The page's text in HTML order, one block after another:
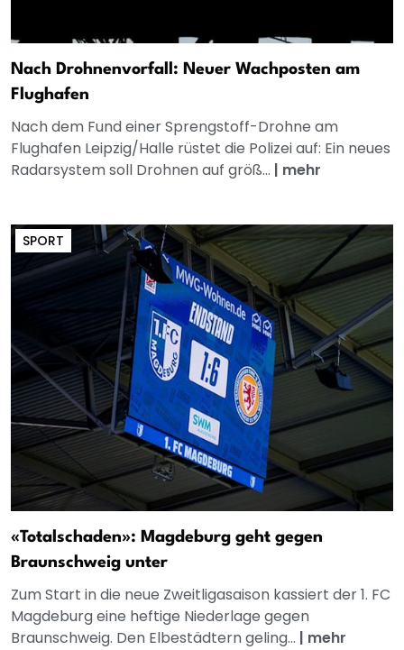
Nach Drohnenvorfall: Neuer Wachposten am
Flughafen
Nach dem Fund einer Sprengstoff-Drohne am
Flughafen Leipzig/Halle rüstet die Polizei auf: Ein neues
Radarsystem soll Drohnen auf größ... | mehr
SPORT
«Totalschaden»: Magdeburg geht gegen
Braunschweig unter
Zum Start in die neue Zweitligasaison kassiert der 1. FC
Magdeburg eine heftige Niederlage gegen
Braunschweig. Den Elbestädtern geling... | mehr